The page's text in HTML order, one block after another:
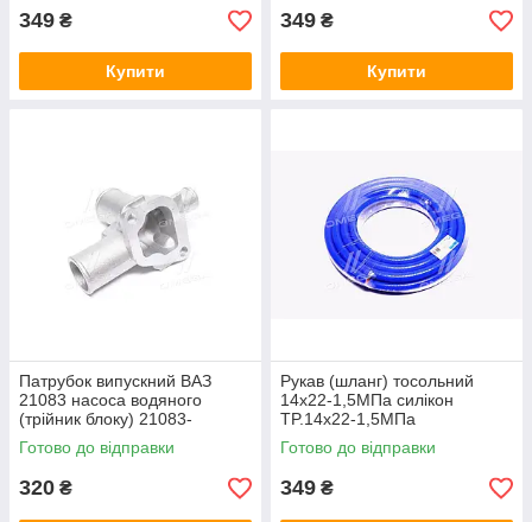
349 ₴
Купити
349 ₴
Купити
Патрубок випускний ВАЗ
21083 насоса водяного
(трійник блоку) 21083-
1303014
Готово до відправки
320 ₴
Рукав (шланг) тосольний
14х22-1,5МПа силікон
TP.14х22-1,5МПа
Готово до відправки
349 ₴